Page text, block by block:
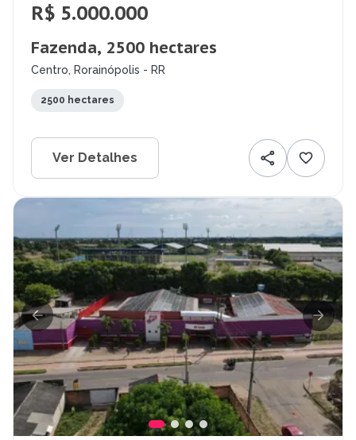
R$ 5.000.000
Fazenda, 2500 hectares
Centro, Rorainópolis - RR
2500 hectares
Ver Detalhes